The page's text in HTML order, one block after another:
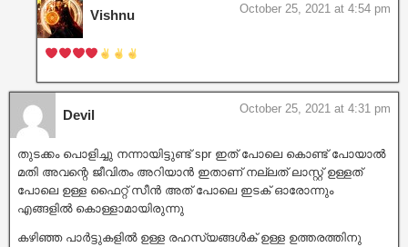
Vishnu October 25, 2021 at 4:54 pm
Devil October 25, 2021 at 4:31 pm
തുടക്കം പൊളിച്ചു നന്നായിട്ടുണ്ട് spr ഇത് പോലെ കൊണ്ട് പോയാൽ
മതി അവന്റെ ജീവിതം അറിയാൻ ഇതാണ് നല്ലത് ലാസ്റ്റ് ഉള്ളത്
പോലെ ഉള്ള ഫൈറ്റ് സീൻ അത് പോലെ ഇടക് ഓരോന്നും
എങ്ങളിൽ കൊള്ളാമായിരുന്നു
കഴിഞ്ഞ പാർട്ടുകളിൽ ഉള്ള രഹസ്യങ്ങൾക് ഉള്ള ഉത്തരത്തിനു